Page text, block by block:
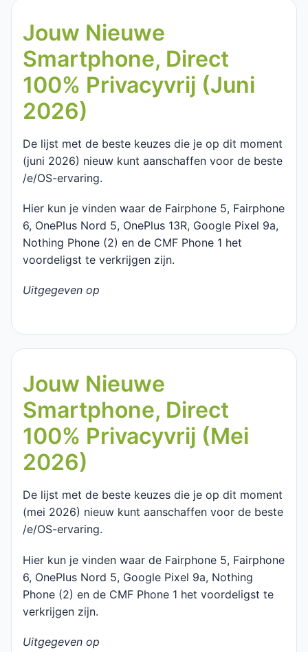
Jouw Nieuwe
Smartphone, Direct
100% Privacyvrij (Juni
2026)
De lijst met de beste keuzes die je op dit moment
(juni 2026) nieuw kunt aanschaffen voor de beste
/e/OS-ervaring.
Hier kun je vinden waar de Fairphone 5, Fairphone
6, OnePlus Nord 5, OnePlus 13R, Google Pixel 9a,
Nothing Phone (2) en de CMF Phone 1 het
voordeligst te verkrijgen zijn.
Uitgegeven op
Jouw Nieuwe
Smartphone, Direct
100% Privacyvrij (Mei
2026)
De lijst met de beste keuzes die je op dit moment
(mei 2026) nieuw kunt aanschaffen voor de beste
/e/OS-ervaring.
Hier kun je vinden waar de Fairphone 5, Fairphone
6, OnePlus Nord 5, Google Pixel 9a, Nothing
Phone (2) en de CMF Phone 1 het voordeligst te
verkrijgen zijn.
Uitgegeven op